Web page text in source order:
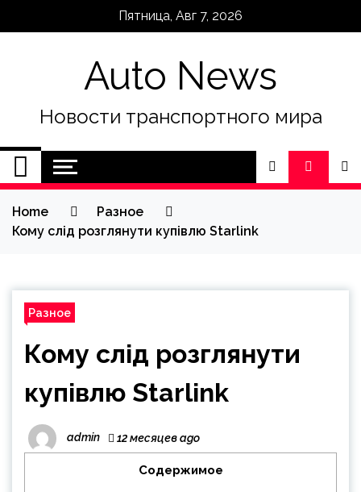
Пятница, Авг 7, 2026
Auto News
Новости транспортного мира
Home
Разное
Кому слід розглянути купівлю Starlink
Разное
Кому слід розглянути
купівлю Starlink
admin 12 месяцев ago
Содержимое